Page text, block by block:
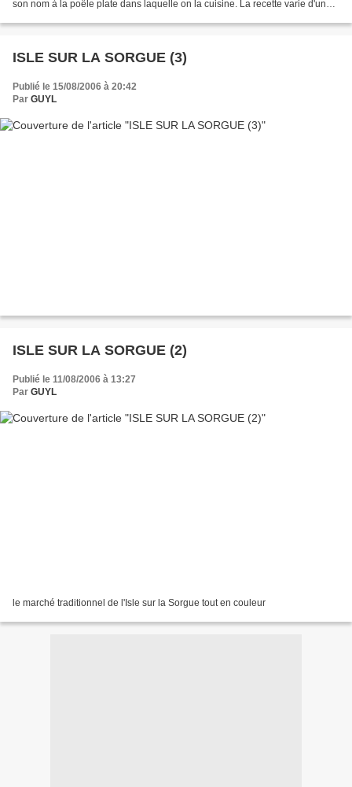
son nom à la poêle plate dans laquelle on la cuisine. La recette varie d'une
ISLE SUR LA SORGUE (3)
Publié le 15/08/2006 à 20:42
Par GUYL
ISLE SUR LA SORGUE (2)
Publié le 11/08/2006 à 13:27
Par GUYL
le marché traditionnel de l'Isle sur la Sorgue tout en couleur